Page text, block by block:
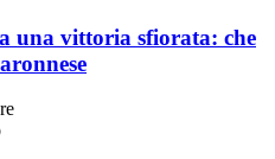
una vittoria sfiorata: che